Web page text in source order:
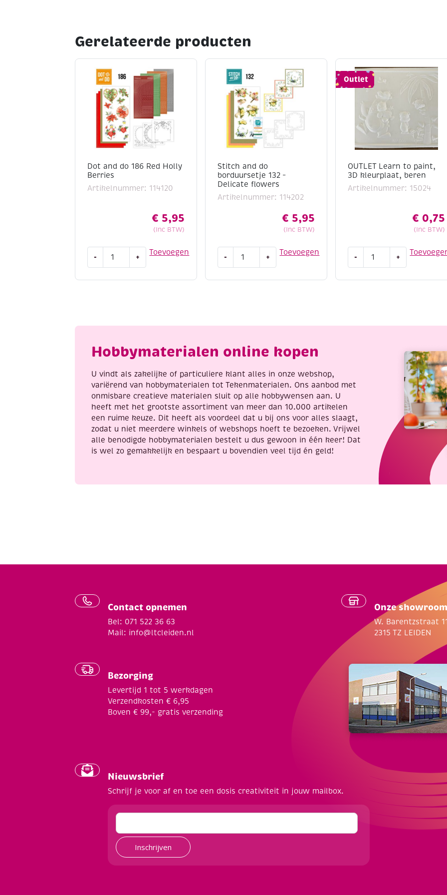
Gerelateerde producten
Dot and do 186 Red Holly
Berries
Artikelnummer: 114120
€ 5,95
(Inc BTW)
Toevoegen
-
aantal
+
Stitch and do
borduursetje 132 –
Delicate flowers
Artikelnummer: 114202
€ 5,95
(Inc BTW)
Toevoegen
-
flowers
+
Outlet
OUTLET Learn to paint,
3D kleurplaat, beren
Artikelnummer: 15024
€ 0,75
(Inc BTW)
-
aantal
+
Hobbymaterialen online kopen
U vindt als zakelijke of particuliere klant alles in onze webshop,
variërend van hobbymaterialen tot Tekenmaterialen. Ons aanbod met
onmisbare creatieve materialen sluit op alle hobbywensen aan. U
heeft met het grootste assortiment van meer dan 10.000 artikelen
een ruime keuze. Dit heeft als voordeel dat u bij ons voor alles slaagt,
zodat u niet meerdere winkels of webshops hoeft te bezoeken. Vrijwel
alle benodigde hobbymaterialen bestelt u dus gewoon in één keer! Dat
is wel zo gemakkelijk en bespaart u bovendien veel tijd én geld!
Contact opnemen
Bel: 071 522 36 63
Mail: info@ltcleiden.nl
Bezorging
Levertijd 1 tot 5 werkdagen
Verzendkosten € 6,95
Boven € 99,- gratis verzending
Onze showroom
W. Barentzstraat
2315 TZ LEIDEN
Nieuwsbrief
Schrijf je voor af en toe een dosis creativiteit in jouw mailbox.
Inschrijven